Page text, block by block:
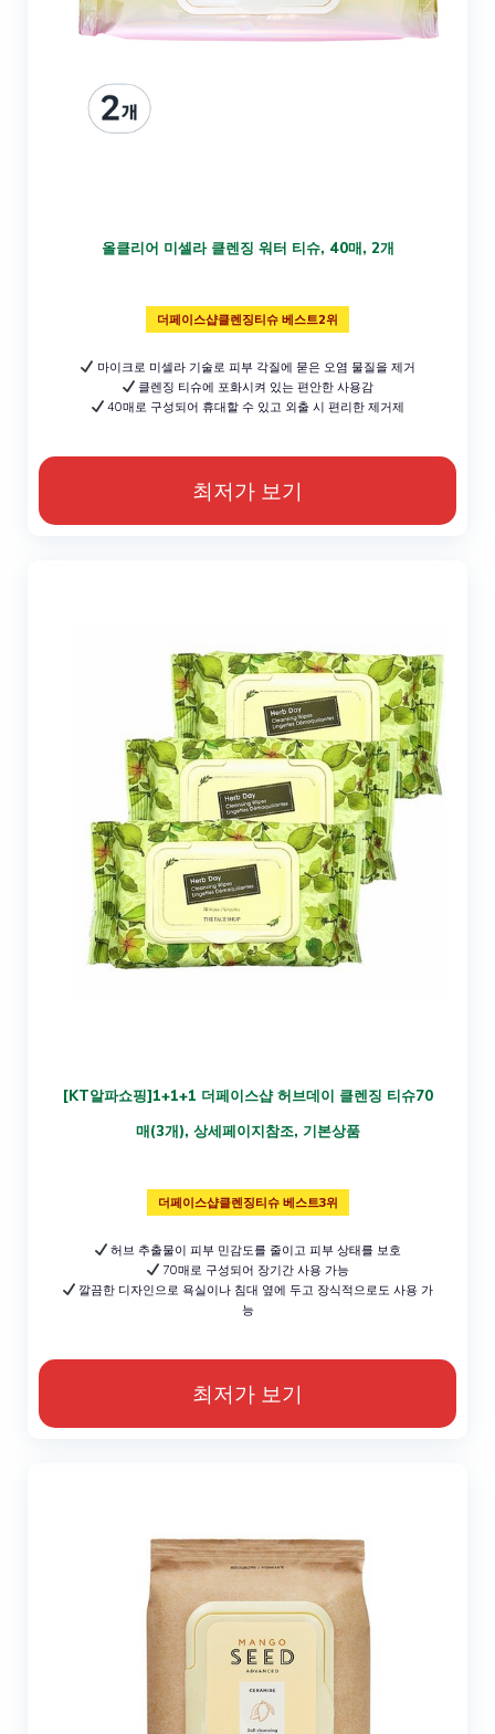
올클리어 미셀라 클렌징 워터 티슈, 40매, 2개
더페이스샵클렌징티슈 베스트2위
마이크로 미셀라 기술로 피부 각질에 묻은 오염 물질을 제거
클렌징 티슈에 포화시켜 있는 편안한 사용감
40매로 구성되어 휴대할 수 있고 외출 시 편리한 제거제
최저가 보기
[KT알파쇼핑]1+1+1 더페이스샵 허브데이 클렌징 티슈70
매(3개), 상세페이지참조, 기본상품
더페이스샵클렌징티슈 베스트3위
허브 추출물이 피부 민감도를 줄이고 피부 상태를 보호
70매로 구성되어 장기간 사용 가능
깔끔한 디자인으로 욕실이나 침대 옆에 두고 장식적으로도 사용 가
능
최저가 보기